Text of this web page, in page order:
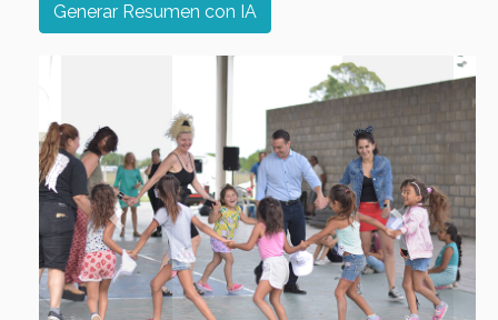
Generar Resumen con IA
Previous Next